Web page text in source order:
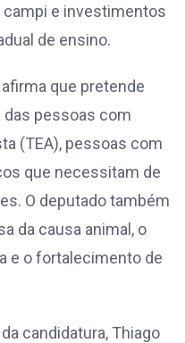
campi e investimentos
de ensino.
que pretende
das pessoas com
(TEA), pessoas com
que necessitam de
O deputado também
da causa animal, o
e o fortalecimento de
candidatura, Thiago